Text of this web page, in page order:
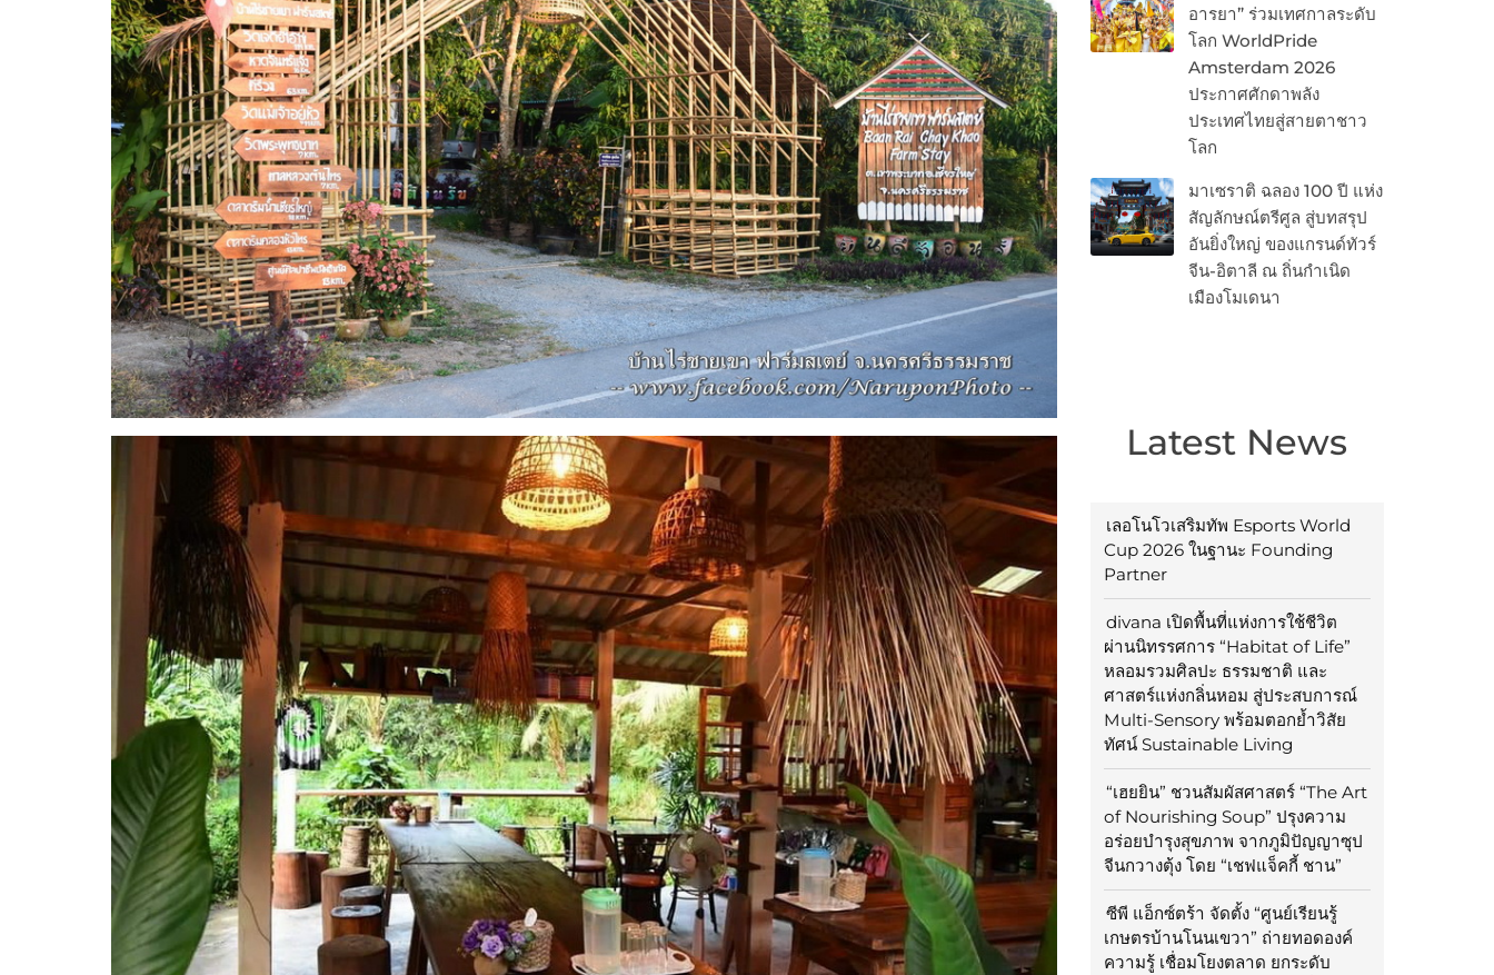
อารยา” ร่วมเทศกาลระดับ
โลก WorldPride
Amsterdam 2026
ประกาศศักดาพลัง
ประเทศไทยสู่สายตาชาว
โลก
มาเซราติ ฉลอง 100 ปี แห่ง
สัญลักษณ์ตรีศูล สู่บทสรุป
อันยิ่งใหญ่ ของแกรนด์ทัวร์
จีน-อิตาลี ณ ถิ่นกำเนิด
เมืองโมเดนา
Latest News
เลอโนโวเสริมทัพ Esports World
Cup 2026 ในฐานะ Founding
Partner
divana เปิดพื้นที่แห่งการใช้ชีวิต
ผ่านนิทรรศการ “Habitat of Life”
หลอมรวมศิลปะ ธรรมชาติ และ
ศาสตร์แห่งกลิ่นหอม สู่ประสบการณ์
Multi-Sensory พร้อมตอกย้ำวิสัย
ทัศน์ Sustainable Living
“เฮยยิน” ชวนสัมผัสศาสตร์ “The Art
of Nourishing Soup” ปรุงความ
อร่อยบำรุงสุขภาพ จากภูมิปัญญาซุป
จีนกวางตุ้ง โดย “เชฟแจ็คกี้ ชาน”
ซีพี แอ็กซ์ตร้า จัดตั้ง “ศูนย์เรียนรู้
เกษตรบ้านโนนเขวา” ถ่ายทอดองค์
ความรู้ เชื่อมโยงตลาด ยกระดับ